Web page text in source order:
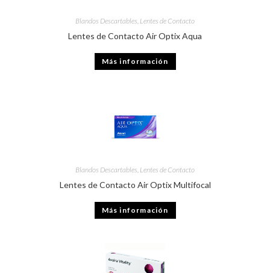
Blandos Descartables, Lentes de Contacto
Lentes de Contacto Air Optix Aqua
Más información
Blandos Descartables, Lentes de Contacto
Lentes de Contacto Air Optix Multifocal
Más información